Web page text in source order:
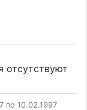
отсутствуют
по 10.02.1997